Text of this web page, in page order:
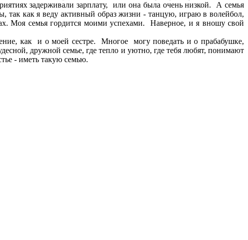
задерживали зарплату, или она была очень низкой. А семья
так как я веду активный образ жизни - танцую, играю в волейбол,
Моя семья гордится моими успехами. Наверное, и я вношу свой
как и о моей сестре. Многое могу поведать и о прабабушке,
дружной семье, где тепло и уютно, где тебя любят, понимают
- иметь такую семью.